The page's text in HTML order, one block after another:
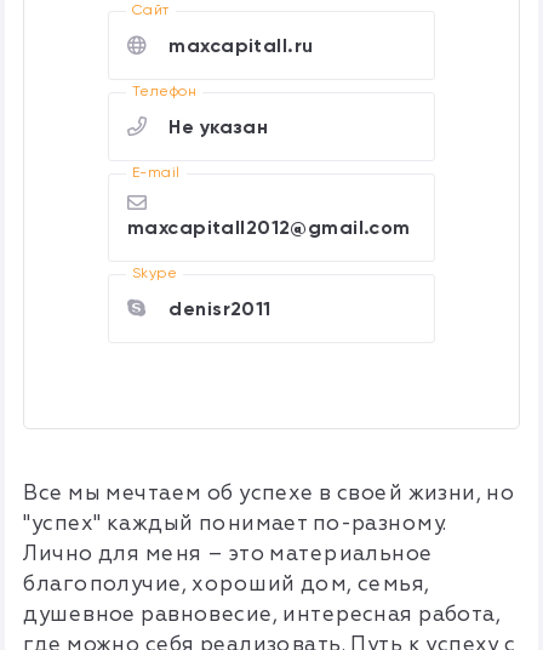
Cайт
maxcapitall.ru
Телефон
Не указан
E-mail
maxcapitall2012@gmail.com
Skype
denisr2011
Все мы мечтаем об успехе в своей жизни, но
"успех" каждый понимает по-разному.
Лично для меня – это материальное
благополучие, хороший дом, семья,
душевное равновесие, интересная работа,